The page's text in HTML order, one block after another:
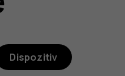
Dispozitiv